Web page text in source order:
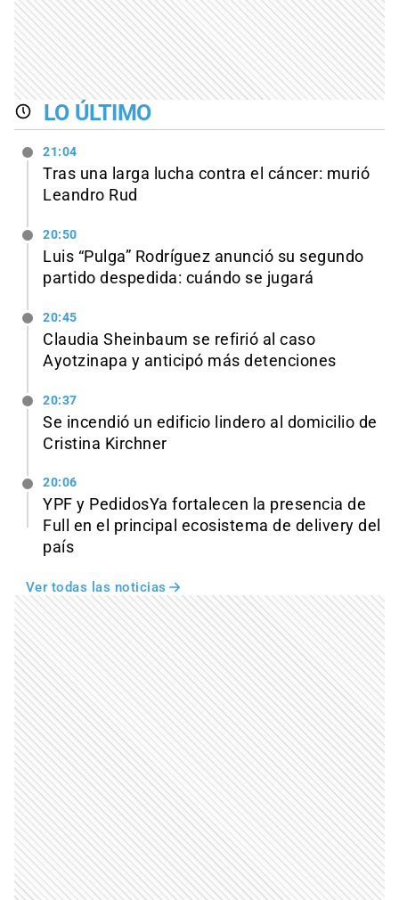
LO ÚLTIMO
21:04
Tras una larga lucha contra el cáncer: murió
Leandro Rud
20:50
Luis “Pulga” Rodríguez anunció su segundo
partido despedida: cuándo se jugará
20:45
Claudia Sheinbaum se refirió al caso
Ayotzinapa y anticipó más detenciones
20:37
Se incendió un edificio lindero al domicilio de
Cristina Kirchner
20:06
YPF y PedidosYa fortalecen la presencia de
Full en el principal ecosistema de delivery del
país
Ver todas las noticias